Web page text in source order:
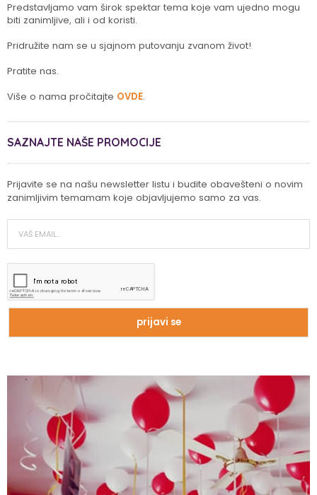
Predstavljamo vam širok spektar tema koje vam ujedno mogu
biti zanimljive, ali i od koristi.
Pridružite nam se u sjajnom putovanju zvanom život!
Pratite nas.
Više o nama pročitajte OVDE.
SAZNAJTE NAŠE PROMOCIJE
Prijavite se na našu newsletter listu i budite obavešteni o novim
zanimljivim temamam koje objavljujemo samo za vas.
Zašto trpimo loše veze i okolnosti koje
nam štete?